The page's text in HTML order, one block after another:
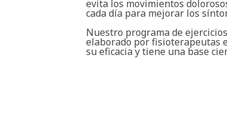
evita los movimientos
cada día para mejorar los
Nuestro programa de
elaborado por fisioterapeutas
su eficacia y tiene una base